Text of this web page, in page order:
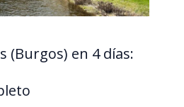
(Burgos) en 4 días: